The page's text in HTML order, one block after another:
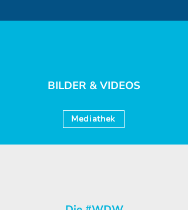
BILDER & VIDEOS
Mediathek